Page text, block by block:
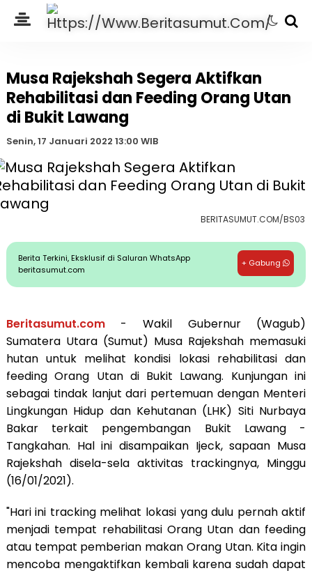
Musa Rajekshah Segera Aktifkan
Rehabilitasi dan Feeding Orang Utan
di Bukit Lawang
Senin, 17 Januari 2022 13:00 WIB
BERITASUMUT.COM/BS03
Berita Terkini, Eksklusif di Saluran WhatsApp
beritasumut.com
+ Gabung
Beritasumut.com- Wakil Gubernur (Wagub)
Sumatera Utara (Sumut) Musa Rajekshah memasuki
hutan untuk melihat kondisi lokasi rehabilitasi dan
feeding Orang Utan di Bukit Lawang. Kunjungan ini
sebagai tindak lanjut dari pertemuan dengan Menteri
Lingkungan Hidup dan Kehutanan (LHK) Siti Nurbaya
Bakar terkait pengembangan Bukit Lawang -
Tangkahan. Hal ini disampaikan Ijeck, sapaan Musa
Rajekshah disela-sela aktivitas trackingnya, Minggu
(16/01/2021).
"Hari ini tracking melihat lokasi yang dulu pernah aktif
menjadi tempat rehabilitasi Orang Utan dan feeding
atau tempat pemberian makan Orang Utan. Kita ingin
mencoba mengaktifkan kembali karena sudah dapat